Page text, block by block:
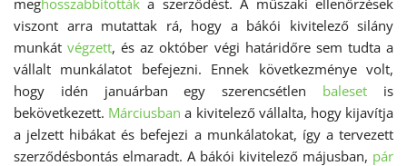
meghosszabbították a szerződést. A műszaki ellenőrzések
viszont arra mutattak rá, hogy a bákói kivitelező silány
munkátvégzett, és az október végi határidőre sem tudta a
vállalt munkálatot befejezni. Ennek következménye volt,
hogy idén januárban egy szerencsétlen baleset is
bekövetkezett. Márciusban a kivitelező vállalta, hogy kijavítja
a jelzett hibákat és befejezi a munkálatokat, így a tervezett
szerződésbontás elmaradt. A bákói kivitelező májusban, pár